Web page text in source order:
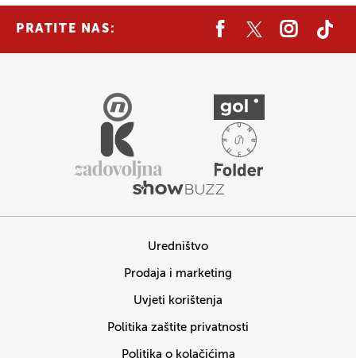
PRATITE NAS:
Uredništvo
Prodaja i marketing
Uvjeti korištenja
Politika zaštite privatnosti
Politika o kolačićima